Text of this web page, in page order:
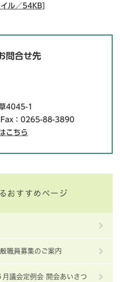
ル／54KB]
問合せ先
4045-1
Fax：0265-88-3890
こちら
おすすめページ
職員募集のご案内
月議会定例会 開会あいさつ